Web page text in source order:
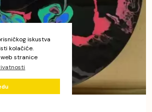
iskustva
kolačiće.
stranice